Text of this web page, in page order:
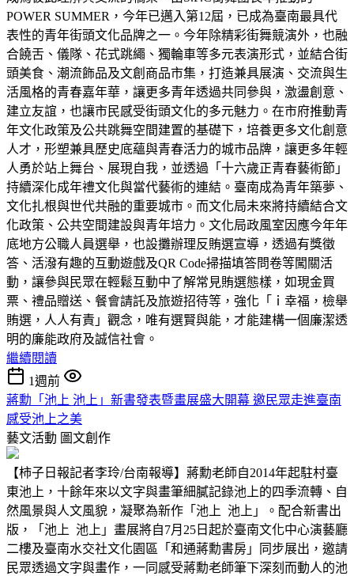
POWER SUMMER，今年已邁入第12屆，已成為臺南最具代
表性的青年街頭文化品牌之一。今年除精彩街舞競演外，也融
合饒舌、儀隊、花式跳繩、獨輪車等多元表演形式，並結合街
頭美食、潮流飾品及文創商品市集，打造兼具展演、交流與生
活風格的青春嘉年華，讓更多青年透過共同參與，激盪創意、
建立友誼，也讓市民感受街頭文化的多元魅力。在市府推動青
年文化政策及公共跳舞空間建置的基礎下，培養更多文化創意
人才，形塑兼具歷史底蘊與青春活力的城市品牌，讓更多年輕
人勇於站上舞台、展現自我，並透過「十六歲正青春藝術節」
持續深化成年禮文化與當代藝術的連結。臺南成為青年築夢、
文化扎根與世代共融的重要城市。而文化局未來將持續結合文
化政策、公共空間建設與青年培力。文化局政風室因應今年年
底地方公職人員選舉，也設攤辦理反賄選宣導，透過有獎徵
答、活潑有趣的互動遊戲及QR Code掃描填答問卷等闖關活
動，讓參與民眾在輕鬆互動中了解常見賄選態樣，如現金買
票、禮品贈送、餐會請託及旅遊招待等，強化「ｉ幸福，檢舉
賄選，人人有責」觀念，唯有選賢與能，才能建構一個廉潔透
明的廉能政府及誠信社會。
繼續閱讀
1週前
蔣勳「池上 池上」新書發表暨畫展盛大開幕 邀民眾走進臺南
感受池上之美
藝文活動 圖文創作
【柿子日報記者李玲/台南報導】蔣勳老師自2014年起駐村臺
東池上，十餘年來以文字與畫筆細膩記錄池上的四季流轉、自
然風景與人文風貌，凝聚為新作「池上 池上」。配合新書出
版，「池上 池上」畫展將自7月25日起於臺南文化中心演藝廳
二樓及臺南水交社文化園區「和通蔣勳書房」同步展出，邀請
民眾透過文字與畫作，一同感受蔣勳老師筆下深刻而動人的池